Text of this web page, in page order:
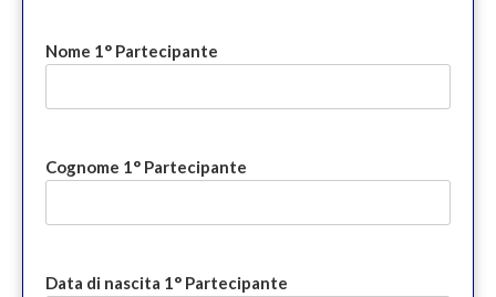
Nome 1° Partecipante
Cognome 1° Partecipante
Data di nascita 1° Partecipante